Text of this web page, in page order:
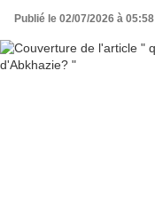
Publié le 02/07/2026 à 05:58